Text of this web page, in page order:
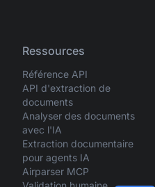
Ressources
Référence API
API d'extraction de
documents
Analyser des documents
avec l'IA
Extraction documentaire
pour agents IA
Airparser MCP